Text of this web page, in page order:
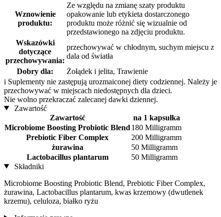
Wznowienie
produktu:
Ze względu na zmianę szaty produktu
opakowanie lub etykieta dostarczonego
produktu może różnić się wizualnie od
przedstawionego na zdjęciu produktu.
Wskazówki
dotyczące
przechowywania:
przechowywać w chłodnym, suchym miejscu z
dala od światła
Dobry dla:
Żołądek i jelita, Trawienie
i Suplementy nie zastępują urozmaiconej diety codziennej. Należy je
przechowywać w miejscach niedostępnych dla dzieci.
Nie wolno przekraczać zalecanej dawki dziennej.
Zawartość
Zawartość
na 1 kapsułka
Microbiome Boosting Probiotic Blend 180 Milligramm
Prebiotic Fiber Complex
200 Milligramm
żurawina
50 Milligramm
Lactobacillus plantarum
50 Milligramm
Składniki
Microbiome Boosting Probiotic Blend, Prebiotic Fiber Complex,
żurawina, Lactobacillus plantarum, kwas krzemowy (dwutlenek
krzemu), celuloza, białko ryżu